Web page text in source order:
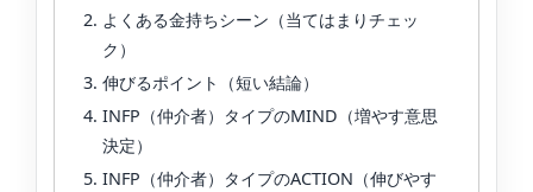
よくある金持ちシーン（当てはまりチェッ
ク）
伸びるポイント（短い結論）
INFP（仲介者）タイプのMIND（増やす意思
決定）
INFP（仲介者）タイプのACTION（伸びやす